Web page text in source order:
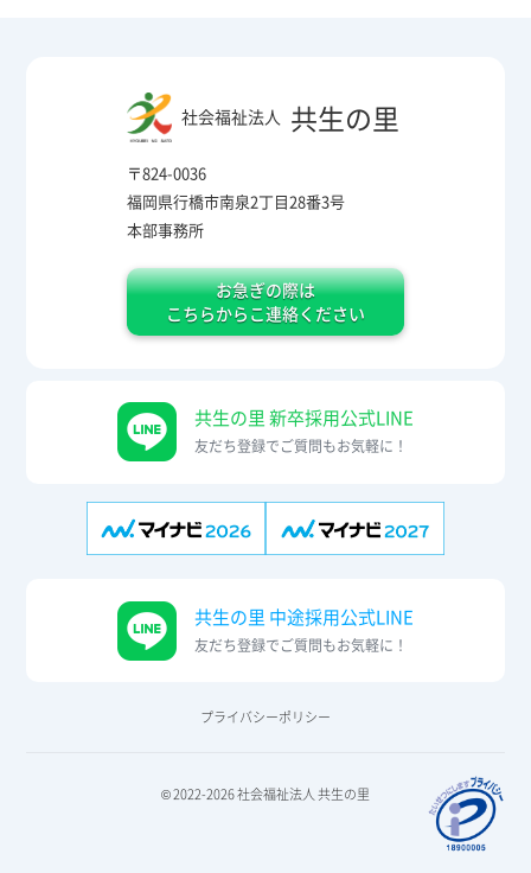
社会福祉法人 共生の里
〒824-0036
福岡県行橋市南泉2丁目28番3号
本部事務所
お急ぎの際は
こちらからこ連絡ください
共生の里 新卒採用公式LINE
友だち登録でご質問もお気軽に！
共生の里 中途採用公式LINE
友だち登録でご質問もお気軽に！
プライバシーポリシー
© 2022-2026 社会福祉法人 共生の里